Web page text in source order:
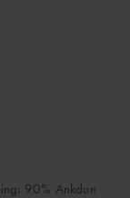
90% Ankdun